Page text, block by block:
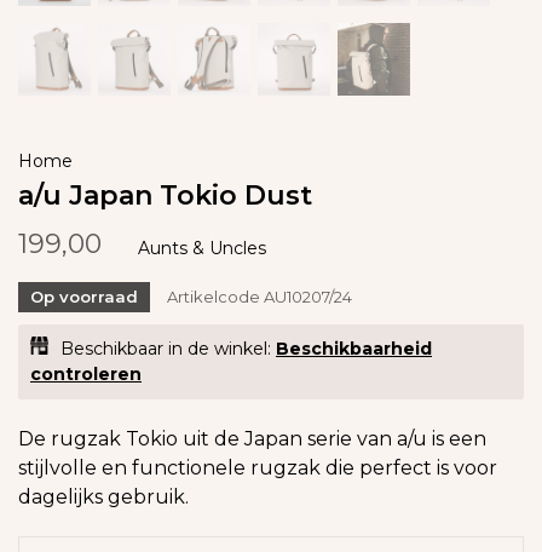
Home
a/u Japan Tokio Dust
199,00
Aunts & Uncles
Op voorraad Artikelcode AU10207/24
Beschikbaar in de winkel: Beschikbaarheid
controleren
De rugzak Tokio uit de Japan serie van a/u is een
stijlvolle en functionele rugzak die perfect is voor
dagelijks gebruik.